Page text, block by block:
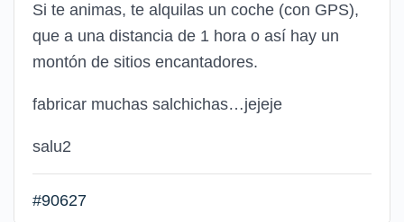
Si te animas, te alquilas un coche (con GPS),
que a una distancia de 1 hora o así hay un
montón de sitios encantadores.
fabricar muchas salchichas…jejeje
salu2
#90627